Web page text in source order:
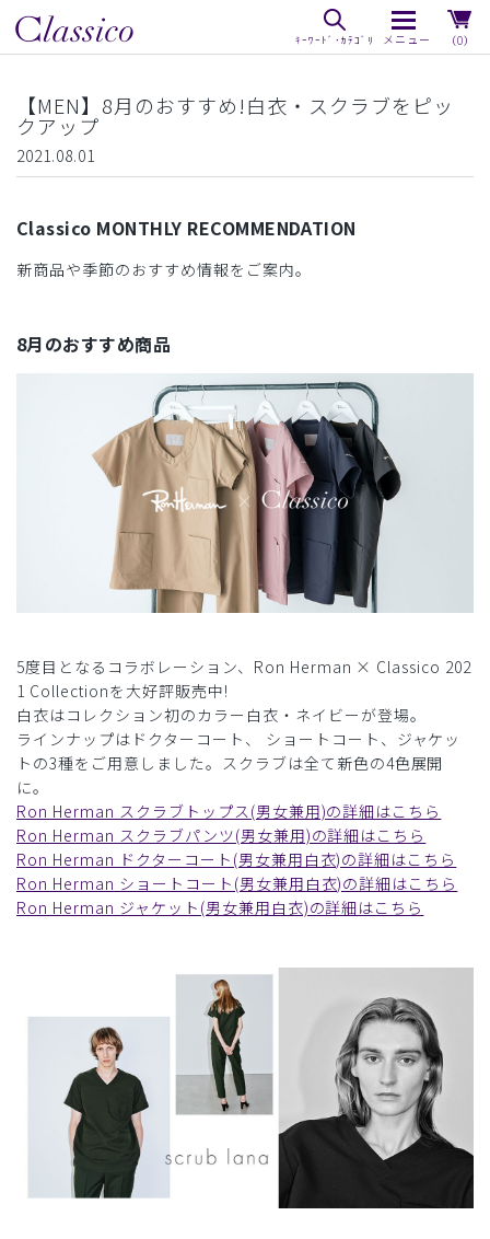
（0）
【MEN】8月のおすすめ!白衣・スクラブをピッ
クアップ
2021.08.01
Classico MONTHLY RECOMMENDATION
新商品や季節のおすすめ情報をご案内。
8月のおすすめ商品
5度目となるコラボレーション、Ron Herman × Classico 202
1 Collectionを大好評販売中!
白衣はコレクション初のカラー白衣・ネイビーが登場。
ラインナップはドクターコート、 ショートコート、ジャケッ
トの3種をご用意しました。スクラブは全て新色の4色展開
に。
Ron Herman スクラブトップス(男女兼用)の詳細はこちら
Ron Herman スクラブパンツ(男女兼用)の詳細はこちら
Ron Herman ドクターコート(男女兼用白衣)の詳細はこちら
Ron Herman ショートコート(男女兼用白衣)の詳細はこちら
Ron Herman ジャケット(男女兼用白衣)の詳細はこちら